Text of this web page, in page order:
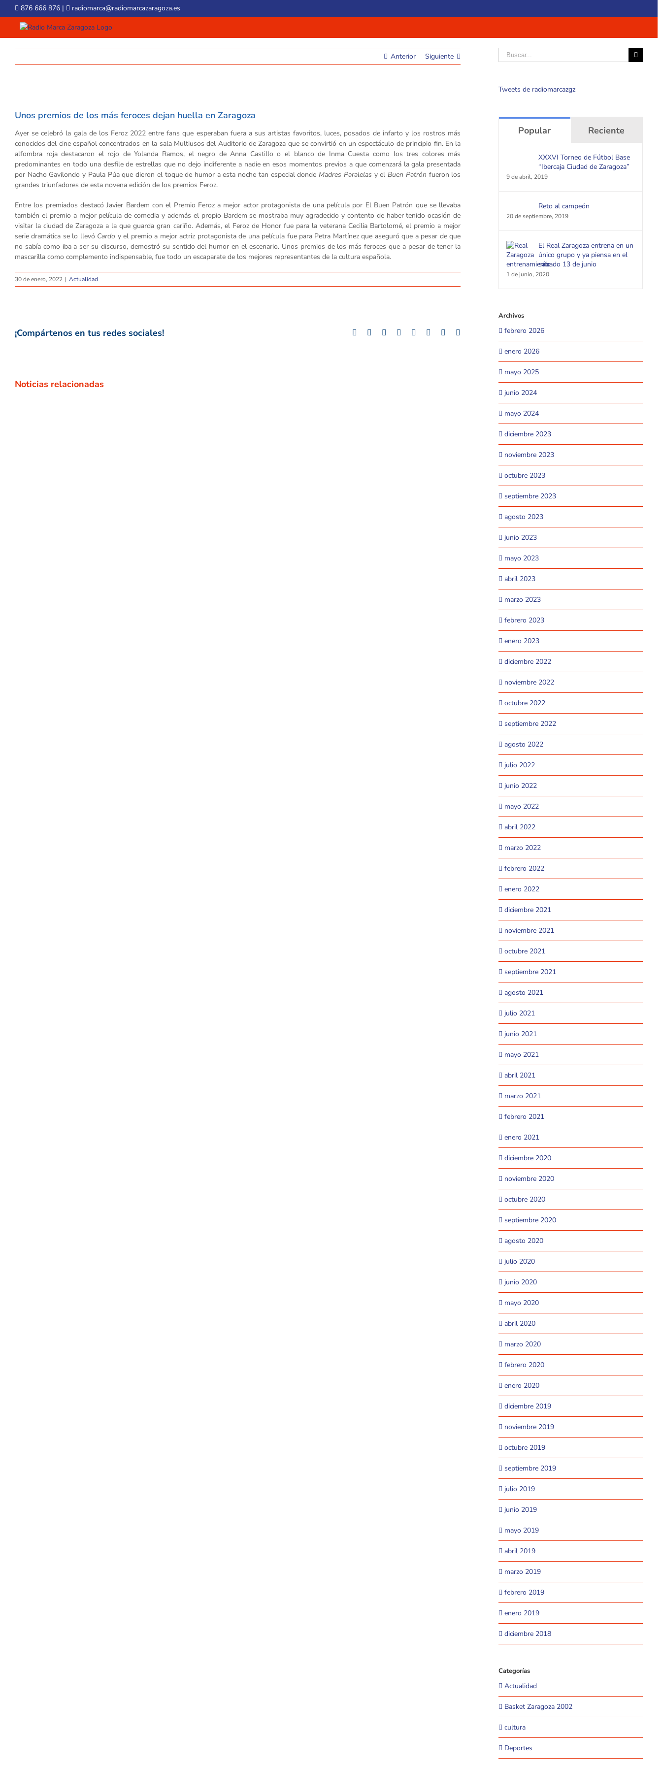
to
content
876 666 876 | radiomarca@radiomarcazaragoza.es
Anterior Siguiente
Image
Unos premios de los más feroces dejan huella en Zaragoza
Ayer se celebró la gala de los Feroz 2022 entre fans que esperaban fuera a sus artistas favoritos, luces, posados de infarto y los rostros más
conocidos del cine español concentrados en la sala Multiusos del Auditorio de Zaragoza que se convirtió en un espectáculo de principio fin. En la
alfombra roja destacaron el rojo de Yolanda Ramos, el negro de Anna Castillo o el blanco de Inma Cuesta como los tres colores más
predominantes en todo una desfile de estrellas que no dejo indiferente a nadie en esos momentos previos a que comenzará la gala presentada
por Nacho Gavilondo y Paula Púa que dieron el toque de humor a esta noche tan especial dondeMadres Paralelas y elBuen Patrón fueron los
grandes triunfadores de esta novena edición de los premios Feroz.
Entre los premiados destacó Javier Bardem con el Premio Feroz a mejor actor protagonista de una película por El Buen Patrón que se llevaba
también el premio a mejor película de comedia y además el propio Bardem se mostraba muy agradecido y contento de haber tenido ocasión de
visitar la ciudad de Zaragoza a la que guarda gran cariño. Además, el Feroz de Honor fue para la veterana Cecilia Bartolomé, el premio a mejor
serie dramática se lo llevó Cardo y el premio a mejor actriz protagonista de una película fue para Petra Martínez que aseguró que a pesar de que
no sabía como iba a ser su discurso, demostró su sentido del humor en el escenario. Unos premios de los más feroces que a pesar de tener la
mascarilla como complemento indispensable, fue todo un escaparate de los mejores representantes de la cultura española.
30 de enero, 2022 | Actualidad
¡Compártenos en tus redes sociales! Facebook
TwitterLinkedInWhatsappGoogle+
TumblrPinterest
Noticias relacionadas
Buscar
Tweets de radiomarcazgz
Popular Reciente
XXXVI Torneo de Fútbol Base
“Ibercaja Ciudad de Zaragoza”
9 de abril, 2019
Reto al campeón
20 de septiembre, 2019
El Real Zaragoza entrena en un
único grupo y ya piensa en el
sábado 13 de junio
1 de junio, 2020
Archivos
febrero 2026
enero 2026
mayo 2025
junio 2024
mayo 2024
diciembre 2023
noviembre 2023
octubre 2023
septiembre 2023
agosto 2023
junio 2023
mayo 2023
abril 2023
marzo 2023
febrero 2023
enero 2023
diciembre 2022
noviembre 2022
octubre 2022
septiembre 2022
agosto 2022
julio 2022
junio 2022
mayo 2022
abril 2022
marzo 2022
febrero 2022
enero 2022
diciembre 2021
noviembre 2021
octubre 2021
septiembre 2021
agosto 2021
julio 2021
junio 2021
mayo 2021
abril 2021
marzo 2021
febrero 2021
enero 2021
diciembre 2020
noviembre 2020
octubre 2020
septiembre 2020
agosto 2020
julio 2020
junio 2020
mayo 2020
abril 2020
marzo 2020
febrero 2020
enero 2020
diciembre 2019
noviembre 2019
octubre 2019
septiembre 2019
julio 2019
junio 2019
mayo 2019
abril 2019
marzo 2019
febrero 2019
enero 2019
diciembre 2018
Categorías
Actualidad
Basket Zaragoza 2002
cultura
Deportes